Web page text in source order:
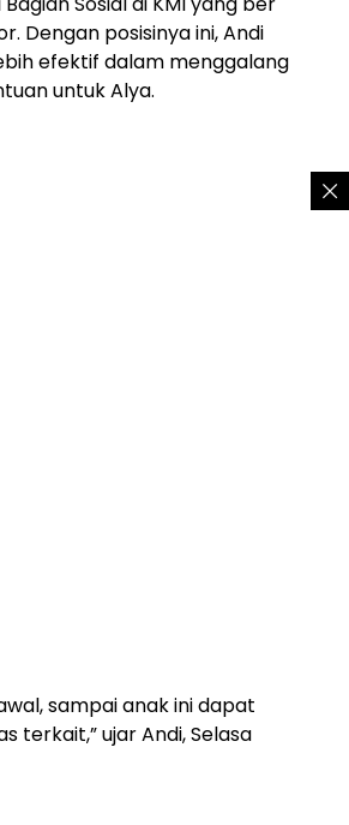
Dengan posisinya ini, Andi
efektif dalam menggalang
untuk Alya.
sampai anak ini dapat
terkait,” ujar Andi, Selasa